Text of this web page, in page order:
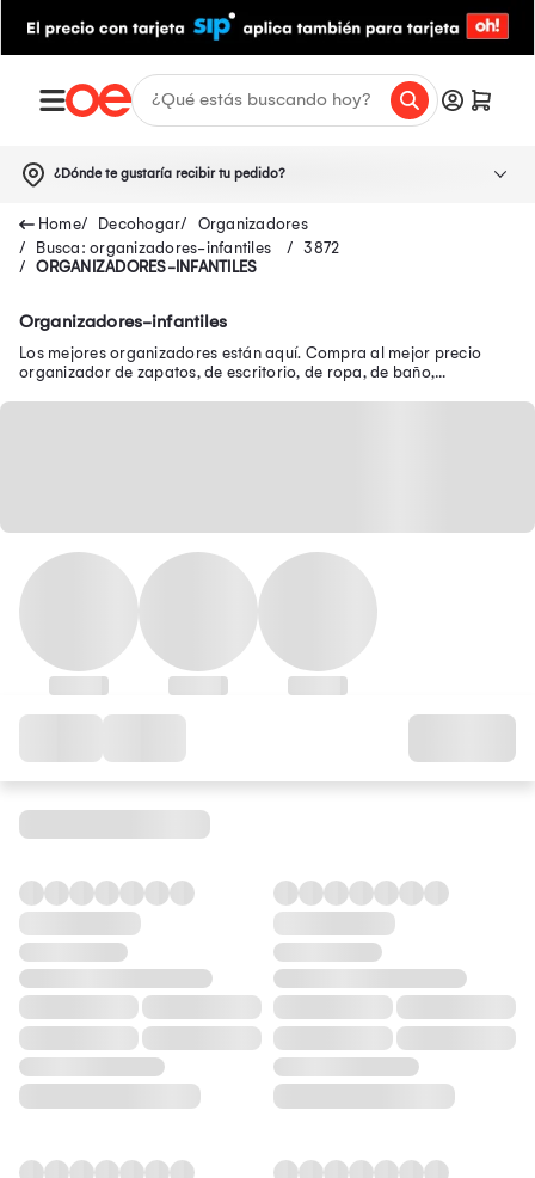
¿Dónde te gustaría recibir tu pedido?
Decohogar
Organizadores
Busca: organizadores-infantiles
3872
ORGANIZADORES-INFANTILES
Organizadores-infantiles
Los mejores organizadores están aquí. Compra al mejor precio
organizador de zapatos, de escritorio, de ropa, de baño,